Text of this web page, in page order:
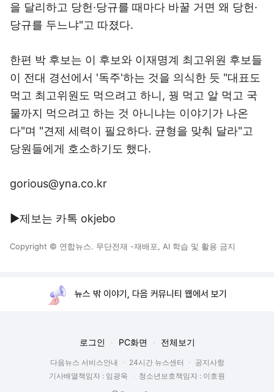
을 달리하고 당헌·당규를 때마다 바꿀 거면 왜 당헌·
당규를 두느냐"고 따졌다.
한편 박 후보는 이 후보와 이재명계 최고위원 후보들
이 전대 경선에서 '독주'하는 것을 의식한 듯 "대표도
먹고 최고위원도 먹으려고 하니, 꿩 먹고 알 먹고 국
물까지 먹으려고 하는 것 아니냐는 이야기가 나온
다"며 "견제 세력이 필요하다. 균형을 맞춰 달라"고
당원들에게 호소하기도 했다.
gorious@yna.co.kr
▶제보는 카톡 okjebo
Copyright © 연합뉴스. 무단전재 -재배포, AI 학습 및 활용 금지
뉴스 밖 이야기, 다음 커뮤니티 웹에서 보기
로그인 PC화면 전체보기
다음뉴스 서비스안내 24시간 뉴스센터
공지사항
기사배열책임자 : 임광욱
청소년보호책임자 : 이호원